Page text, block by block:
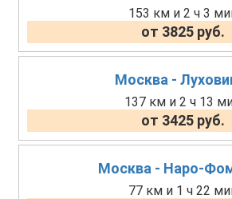
153 км и 2 ч 3
от 3825 руб.
Москва -
137 км и 2 ч 13
от 3425 руб.
Москва - Наро-
77 км и 1 ч 22